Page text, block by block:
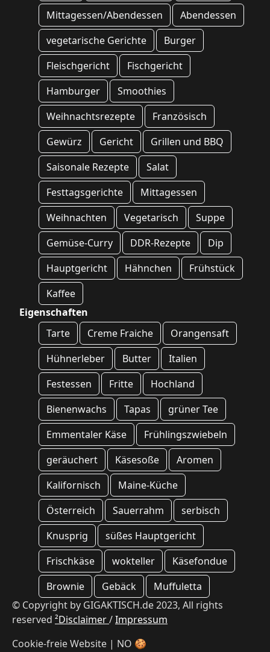
Mittagessen/Abendessen
Abendessen
vegetarische Gerichte
Burger
Fleischgericht
Fischgericht
Hamburger
Smoothies
Weihnachtsrezepte
Französisch
Gewürz
Gericht
Grillen und BBQ
Saisonale Rezepte
Salat
Festtagsgerichte
Mittagessen
Weihnachten
Vegetarisch
Suppe
Gemüse-Curry
DDR-Rezepte
Dip
Hauptgericht
Hähnchen
Frühstück
Kaffee
Eigenschaften
Tarte
Creme Fraiche
Orangensaft
Hühnerleber
Butter
Italien
Festessen
Fritte
Hochland
Bienenwachs
Tapas
grüner Tee
Emmentaler Käse
Frühlingszwiebeln
geräuchert
Käsesoße
Aromen
Kalifornisch
Maine-Küche
Österreich
Sauerrahm
serbisch
Knusprig
süßes Hauptgericht
Frischkäse
wokteller
Käsefondue
Brownie
Gebäck
Muffuletta
© Copyright by GIGAKTISCH.de 2023, All rights
reserved ²Disclaimer/Impressum
Cookie-freie Website | NO 🍪